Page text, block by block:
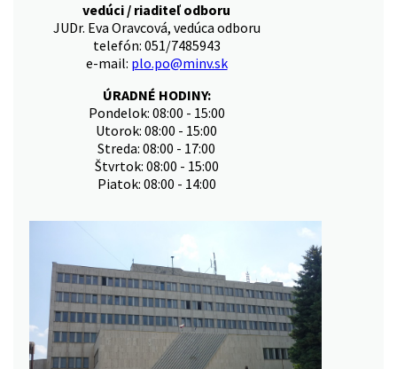
vedúci / riaditeľ odboru
JUDr. Eva Oravcová, vedúca odboru
telefón: 051/7485943
e-mail: plo.po@minv.sk
ÚRADNÉ HODINY:
Pondelok: 08:00 - 15:00
Utorok: 08:00 - 15:00
Streda: 08:00 - 17:00
Štvrtok: 08:00 - 15:00
Piatok: 08:00 - 14:00